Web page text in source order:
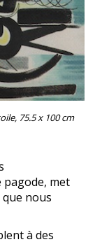
75.5 x 100 cm
met
nous
à des